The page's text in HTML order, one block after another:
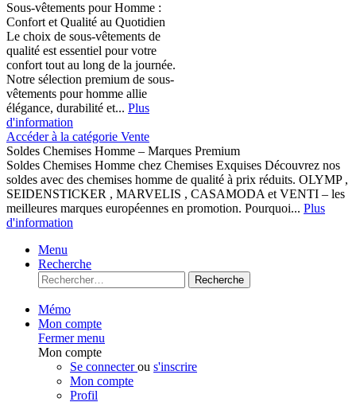
Sous-vêtements pour Homme :
Confort et Qualité au Quotidien
Le choix de sous-vêtements de
qualité est essentiel pour votre
confort tout au long de la journée.
Notre sélection premium de sous-
vêtements pour homme allie
élégance, durabilité et... Plus
d'information
Accéder à la catégorie Vente
Soldes Chemises Homme – Marques Premium
Soldes Chemises Homme chez Chemises Exquises Découvrez nos
soldes avec des chemises homme de qualité à prix réduits. OLYMP ,
SEIDENSTICKER , MARVELIS , CASAMODA et VENTI – les
meilleures marques européennes en promotion. Pourquoi... Plus
d'information
Menu
Recherche
Recherche
Mémo
Mon compte
Fermer menu
Mon compte
Se connecterou s'inscrire
Mon compte
Profil